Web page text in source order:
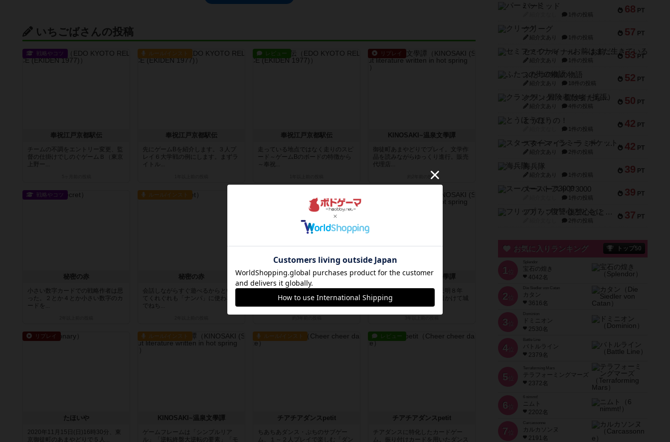
いちごばさんの投稿
戦略やコツ
奉祝江戸京都駅伝
チームの不調をエントリー変更、監
督の仕掛けでしのぐゲームＢ（東京
上野ー...
ルール/インスト
奉祝江戸京都駅伝
先にゲームBを紹介します。３人プ
レイ６大学戦の例にします。まずラ
イトル...
レビュー
奉祝江戸京都駅伝
走っている地点ではなく走りのスピ
ード～ゲームBのボードの特徴から
～奉祝...
リプレイ
KINOSAKI~温泉文學譚
御徒町あまやどりでプレイ。文学作
品を読みながらゆっくり進行。販売
代理店...
の投稿
戦略やコツ
秘密の赤
小さい数字カードでの戦略作者は思
った。２とか４とか小さい数字のカ
ードを...
ルール/インスト
秘密の赤
会話しながらすぐ遊べるからといっ
てくれぐれも「ナンパ」に使わない
でねち...
好きピカルテ
（好きピカルテ）とした１人専用ゲ
ームプレ...
KINOSAKI~温泉文學譚
横井金谷は京都の僧。天明８年
(1788)京都大火のあと３日かけて城
崎...
リプレイ
たほいや
2020年11月15日(日)16時30分、東
京御徒町のあまやどりで５人...
ルール/インスト
KINOSAKI~温泉文學譚
ゲームフレームは「シンプルリア
ル」「逆転終盤大逆転の要素」「モ
ルール/インスト
チアチアダンスpetit
ちあちあダンス・ぷちのサブゲー
ム、１～２人プレイで楽しむ「ダン
レビュー
チアチアダンスpetit
チアダンスに特化したカードゲー
ム。振り付けカードを用いたダンス
68 PT
パーミッド
1件の投稿
57 PT
クリーグ
紹介文あり 1件の投稿
53 PT
セミファイナル ～お前はまだ生きている～
紹介文あり 1件の投稿
52 PT
ふたつの街の物語
紹介文あり 18件の投稿
50 PT
クランク! ：冒険者たち（拡張）
紹介文あり 4件の投稿
42 PT
とうほうの！
1件の投稿
42 PT
スターマイン・ラミー ポケット
紹介文あり 2件の投稿
39 PT
海兵隊
紹介文あり 1件の投稿
39 PT
スーパーストア3000
1件の投稿
37 PT
フリップ７：復讐心とともに
2件の投稿
お気に入りランキング トップ50
1 位
宝石の煌き
4042名
2 位
Die Siedler von Catan
カタン
3616名
3 位
ドミニオン
2530名
4位
Battle Line
バトルライン
2379名
5 位
Terraforming Mars
テラフォーミングマーズ
2372名
6 位
ニムト
2202名
7 位
Carcassonne
カルカソンヌ
2191名